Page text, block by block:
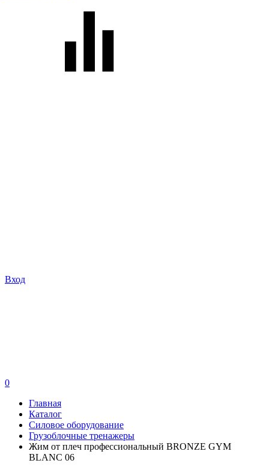
Вход
0
Главная
Каталог
Силовое оборудование
Грузоблочные тренажеры
Жим от плеч профессиональный BRONZE GYM
BLANC 06